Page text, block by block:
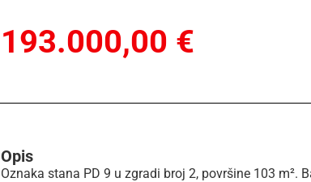
193.000,00 €
Opis
Oznaka stana PD 9 u zgradi broj 2, površine 103 m².